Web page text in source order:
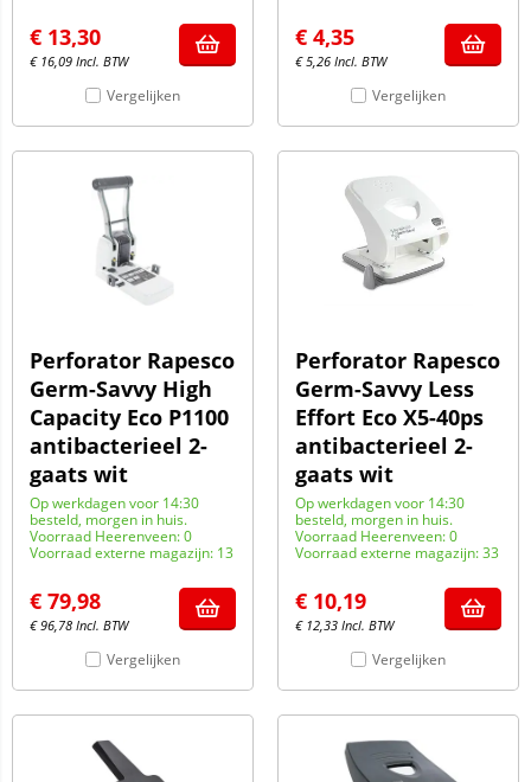
€ 13,30
€ 16,09 Incl. BTW
Vergelijken
€ 4,35
€5,26 Incl. BTW
Vergelijken
Perforator Rapesco
Germ-Savvy High
Capacity Eco P1100
antibacterieel 2-
gaats wit
Op werkdagen voor 14:30
besteld, morgen in huis.
Voorraad Heerenveen: 0
Voorraad externe magazijn: 13
€ 79,98
€96,78 Incl. BTW
Vergelijken
Perforator Rapesco
Germ-Savvy Less
Effort Eco X5-40ps
antibacterieel 2-
gaats wit
Op werkdagen voor 14:30
besteld, morgen in huis.
Voorraad Heerenveen: 0
Voorraad externe magazijn: 33
€ 10,19
€ 12,33 Incl. BTW
Vergelijken